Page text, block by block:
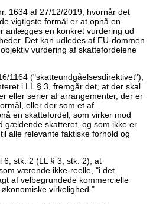
1634 af 27/12/2019, hvornår det
vigtigste formål er at opnå en
anlægges en konkret vurdering ud
Det kan udledes af EU-dommen
vurdering af skattefordelene
1164 ("skatteundgåelsesdirektivet"),
i LL § 3, fremgår det, at der skal
eller serier af arrangementer, der er
eller der som et af
en skattefordel, som virker mod
gældende skatteret, og som ikke er
alle relevante faktiske forhold og
6, stk. 2 (LL § 3, stk. 2), at
værende ikke-reelle, "i det
af velbegrundede kommercielle
virkelighed."